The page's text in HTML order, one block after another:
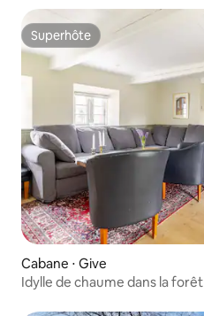
Superhôte
Superhôte
Cabane ⋅ Give
Idylle de chaume dans la forêt